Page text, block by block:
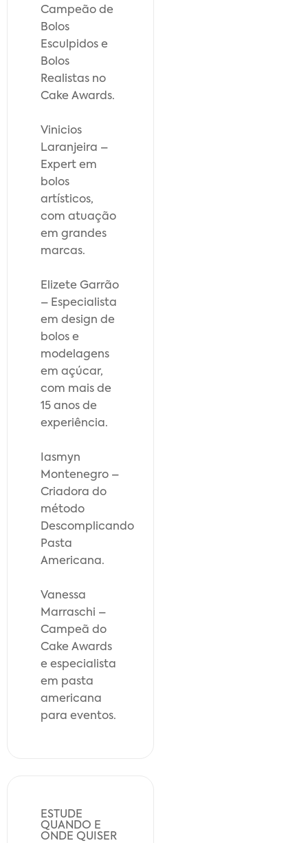
Campeão de
Bolos
Esculpidos e
Bolos
Realistas no
Cake Awards.
Vinicios
Laranjeira –
Expert em
bolos
artísticos,
com atuação
em grandes
marcas.
Elizete Garrão
– Especialista
em design de
bolos e
modelagens
em açúcar,
com mais de
15 anos de
experiência.
Iasmyn
Montenegro –
Criadora do
método
Descomplicando
Pasta
Americana.
Vanessa
Marraschi –
Campeã do
Cake Awards
e especialista
em pasta
americana
para eventos.
ESTUDE
QUANDO E
ONDE QUISER